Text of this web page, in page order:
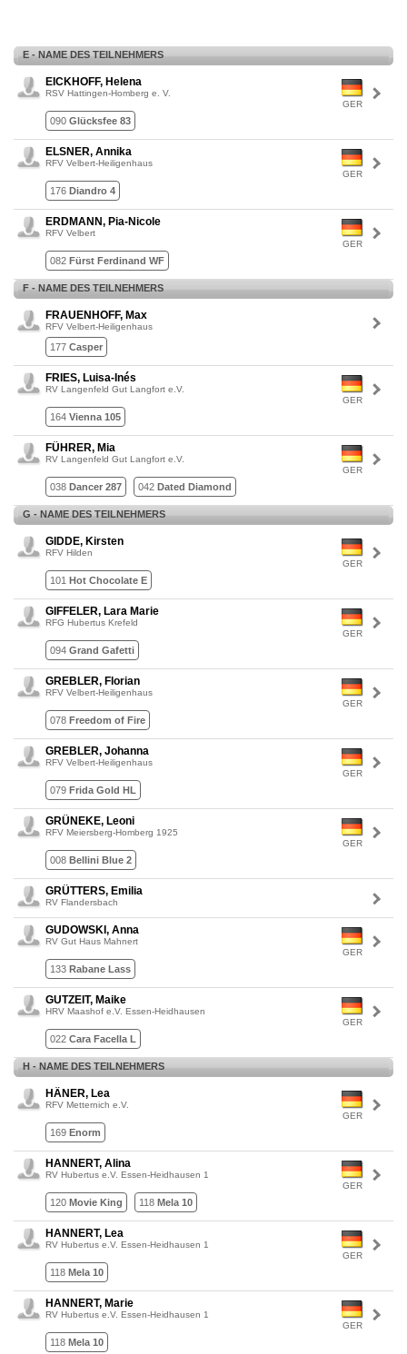
E - NAME DES TEILNEHMERS
GER
EICKHOFF, Helena
RSV Hattingen-Homberg e. V.
090 Glücksfee 83
GER
ELSNER, Annika
RFV Velbert-Heiligenhaus
176 Diandro 4
GER
ERDMANN, Pia-Nicole
RFV Velbert
082 Fürst Ferdinand WF
F - NAME DES TEILNEHMERS
FRAUENHOFF, Max
RFV Velbert-Heiligenhaus
177 Casper
GER
FRIES, Luisa-Inés
RV Langenfeld Gut Langfort e.V.
164 Vienna 105
GER
FÜHRER, Mia
RV Langenfeld Gut Langfort e.V.
038 Dancer 287 042 Dated Diamond
G - NAME DES TEILNEHMERS
GER
GIDDE, Kirsten
RFV Hilden
101 Hot Chocolate E
GER
GIFFELER, Lara Marie
RFG Hubertus Krefeld
094 Grand Gafetti
GER
GREBLER, Florian
RFV Velbert-Heiligenhaus
078 Freedom of Fire
GER
GREBLER, Johanna
RFV Velbert-Heiligenhaus
079 Frida Gold HL
GER
GRÜNEKE, Leoni
RFV Meiersberg-Homberg 1925
008 Bellini Blue 2
GRÜTTERS, Emilia
RV Flandersbach
GER
GUDOWSKI, Anna
RV Gut Haus Mahnert
133 Rabane Lass
GER
GUTZEIT, Maike
HRV Maashof e.V. Essen-Heidhausen
022 Cara Facella L
H - NAME DES TEILNEHMERS
GER
HÄNER, Lea
RFV Metternich e.V.
169 Enorm
GER
HANNERT, Alina
RV Hubertus e.V. Essen-Heidhausen 1
120 Movie King 118 Mela 10
GER
HANNERT, Lea
RV Hubertus e.V. Essen-Heidhausen 1
118 Mela 10
GER
HANNERT, Marie
RV Hubertus e.V. Essen-Heidhausen 1
118 Mela 10